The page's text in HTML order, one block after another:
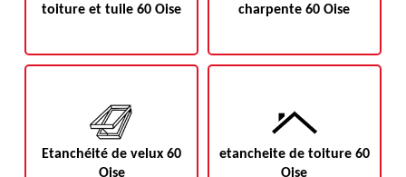
toiture et tuile 60 Oise
charpente 60 Oise
Etanchéité de velux 60
Oise
etancheite de toiture 60
Oise